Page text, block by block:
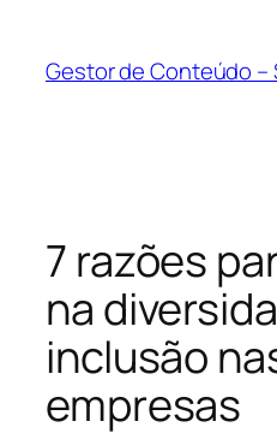
Gestor de Conteúdo –
7 razões
na
inclusão
empresas